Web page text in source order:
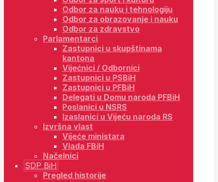
Odbor za nauku i tehnologiju
Odbor za obrazovanje i nauku
Odbor za zdravstvo
Parlamentarci
Zastupnici u skupštinama
kantona
Vijećnici / Odbornici
Zastupnici u PSBiH
Zastupnici u PFBiH
Delegati u Domu naroda PFBiH
Poslanici u NSRS
Izaslanici u Vijeću naroda RS
Izvršna vlast
Vijeće ministara
Vlada FBiH
Načelnici
SDP BiH
Pregled historije